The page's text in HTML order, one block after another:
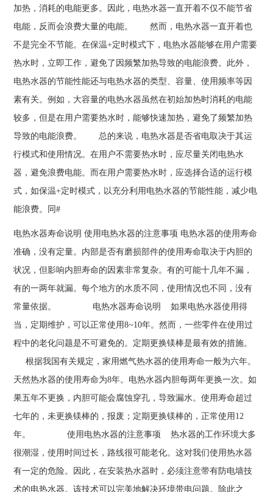
加热，消耗的电能更多。因此，电热水器一直开着不仅不能节省
电能，反而会浪费大量的电能。 然而，电热水器一直开着也
不是完全不节能。在保温+定时模式下，电热水器能够在用户需要
热水时，立即工作，避免了因频繁加热导致的电能浪费。此外，
电热水器的节能性能还与电热水器的类型、容量、使用频率等因
素有关。例如，大容量的电热水器虽然在初始加热时消耗的电能
较多，但是在用户需要热水时，能够快速加热，避免了频繁加热
导致的电能浪费。 总的来说，电热水器是否省电取决于其运
行模式和使用情况。在用户不需要热水时，应尽量关闭电热水
器，避免浪费电能。而在用户需要热水时，应选择合适的运行模
式，如保温+定时模式，以充分利用电热水器的节能性能，减少电
能浪费。同#
电热水器寿命说明 使用电热水器的注意事项 电热水器的使用寿命
准确，没有定量。内部是否有磨损部件的使用寿命取决于内胆的
状况，但影响内胆寿命的因素非常复杂。有的可能十几年不漏，
有的一两年就漏。每个地方的水质不同，使用情况也不同，没有
常量依据。 电热水器寿命说明 如果电热水器使用得
当，定期维护，可以正常使用8~10年。然而，一些零件在使用过
程中的老化问题是不可避免的。定期更换镁棒是最有效的措施。
根据我国有关规定，家用燃气热水器的使用寿命一般为六年。
天然热水器的使用寿命为8年。电热水器内胆每两年更换一次。如
果五年不更换，内胆可能会腐蚀穿孔，导致漏水。使用寿命超过
七年的，未更换镁棒的，报废；定期更换镁棒的，正常使用12
年。 使用电热水器的注意事项 热水器的工作环境大多
很潮湿，使用时间过长，路线很可能老化。这对我们使用热水器
有一定的危险。因此，在安装热水器时，必须注意带有防电墙技
术的电热水器。该技术可以完美地解决环境带电问题。除此之